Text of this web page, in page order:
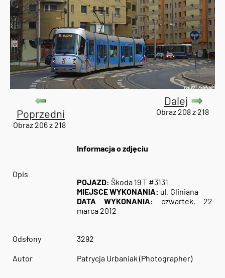
Poprzedni
Obraz 206 z 218
Dalej
Obraz 208 z 218
Informacja o zdjęciu
Opis
POJAZD: Škoda 19 T #3131
MIEJSCE WYKONANIA: ul. Gliniana
DATA WYKONANIA: czwartek, 22
marca 2012
Odsłony 3292
Autor Patrycja Urbaniak (Photographer)